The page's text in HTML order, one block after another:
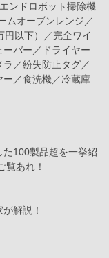
ンドロボット掃除機
ムオーブンレンジ／
円以下）／完全ワイ
バー／ドライヤー
／紛失防止タグ／
ー／食洗機／冷蔵庫
た100製品超を一挙紹
覧あれ！
解説！